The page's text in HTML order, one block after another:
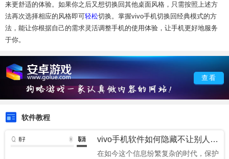
来更舒适的体验。如果你之后又想切换回其他桌面风格，只需按照上述方
法再次选择相应的风格即可轻松切换。掌握vivo手机切换回经典模式的方
法，能让你根据自己的需求灵活调整手机的使用体验，让手机更好地服务
于你。
查看
软件教程
vivo手机软件如何隐藏不让别人看到
在如今这个信息纷繁复杂的时代，保护